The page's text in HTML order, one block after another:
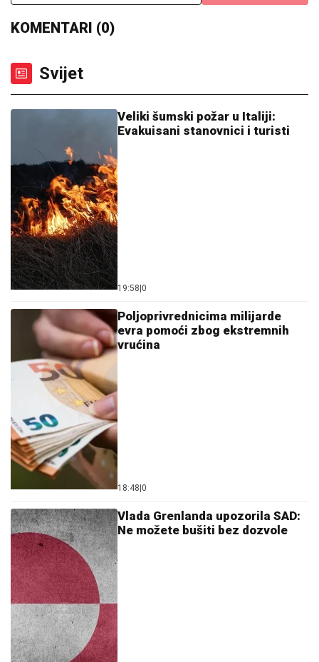
KOMENTARI (0)
Svijet
Veliki šumski požar u Italiji:
Evakuisani stanovnici i turisti
19:58 0
Poljoprivrednicima milijarde
evra pomoći zbog ekstremnih
vrućina
18:48 0
Vlada Grenlanda upozorila SAD:
Ne možete bušiti bez dozvole